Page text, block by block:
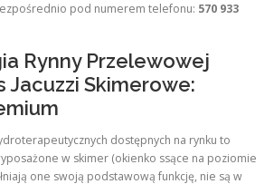
pod numerem telefonu: 570 933
Rynny Przelewowej
Jacuzzi Skimerowe:
dostępnych na rynku to
w skimer (okienko ssące na poziomie
one swoją podstawową funkcję, nie są w